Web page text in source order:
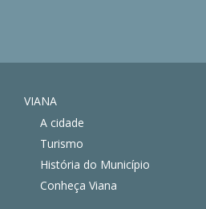
VIANA
A cidade
Turismo
História do Município
Conheça Viana